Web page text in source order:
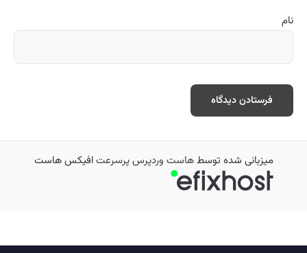
نام
میزبانی شده توسطهاست وردپرس پرسرعتافیکس هاست